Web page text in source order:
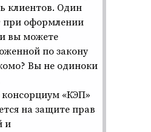
клиентов. Один
при оформлении
вы можете
по закону
Вы не одиноки
«КЭП»
на защите прав
и